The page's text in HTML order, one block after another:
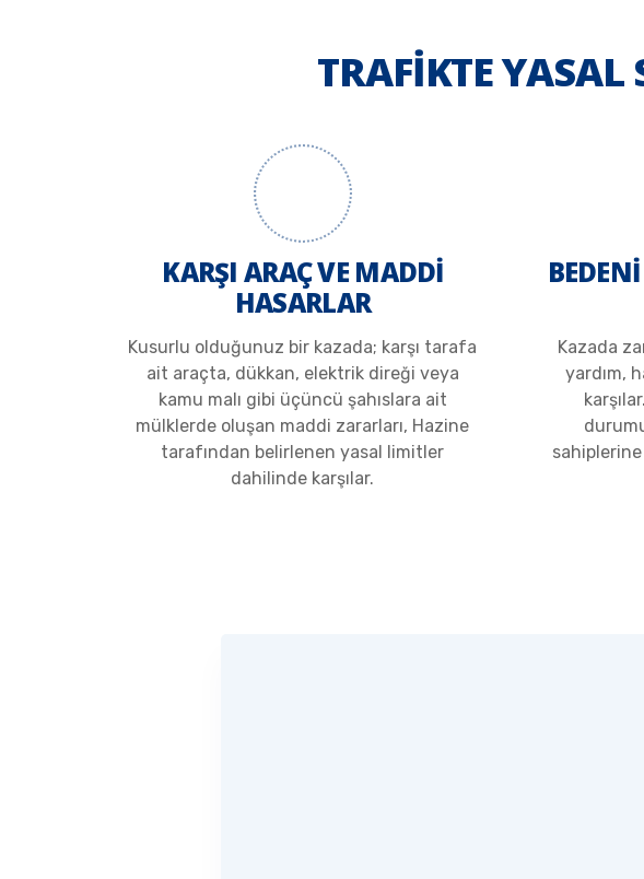
TRAFİKTE
KARŞI ARAÇ VE MADDİ
HASARLAR
Kusurlu olduğunuz bir kazada; karşı tarafa
ait araçta, dükkan, elektrik direği veya
kamu malı gibi üçüncü şahıslara ait
mülklerde oluşan maddi zararları, Hazine
tarafından belirlenen yasal limitler
dahilinde karşılar.
Kazada
yardım,